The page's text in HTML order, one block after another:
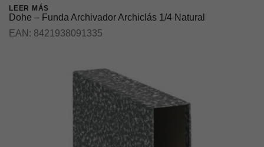
LEER MÁS
Dohe – Funda Archivador Archiclás 1/4 Natural
EAN: 8421938091335